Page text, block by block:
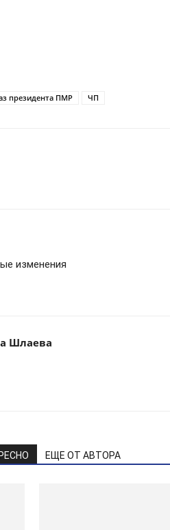
президента ПМР ЧП
изменения
Шлаева
ЕЩЕ ОТ АВТОРА